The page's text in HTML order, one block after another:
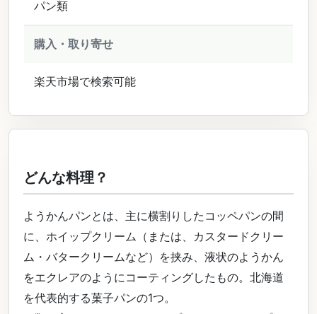
パン類
購入・取り寄せ
楽天市場で検索可能
どんな料理？
ようかんパンとは、主に横割りしたコッペパンの間
に、ホイップクリーム（または、カスタードクリー
ム・バタークリームなど）を挟み、液状のようかん
をエクレアのようにコーティングしたもの。北海道
を代表的する菓子パンの1つ。